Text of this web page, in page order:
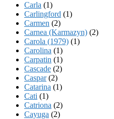
Carla (1)
Carlingford (1)
Carmen (2)
Carnea (Karmazyn) (2)
Carola (1979) (1)
Carolina (1)
Carpatin (1)
Cascade (2)
Caspar(2)
Catarina (1)
Cati (1)
Catriona (2)
Cayuga (2)